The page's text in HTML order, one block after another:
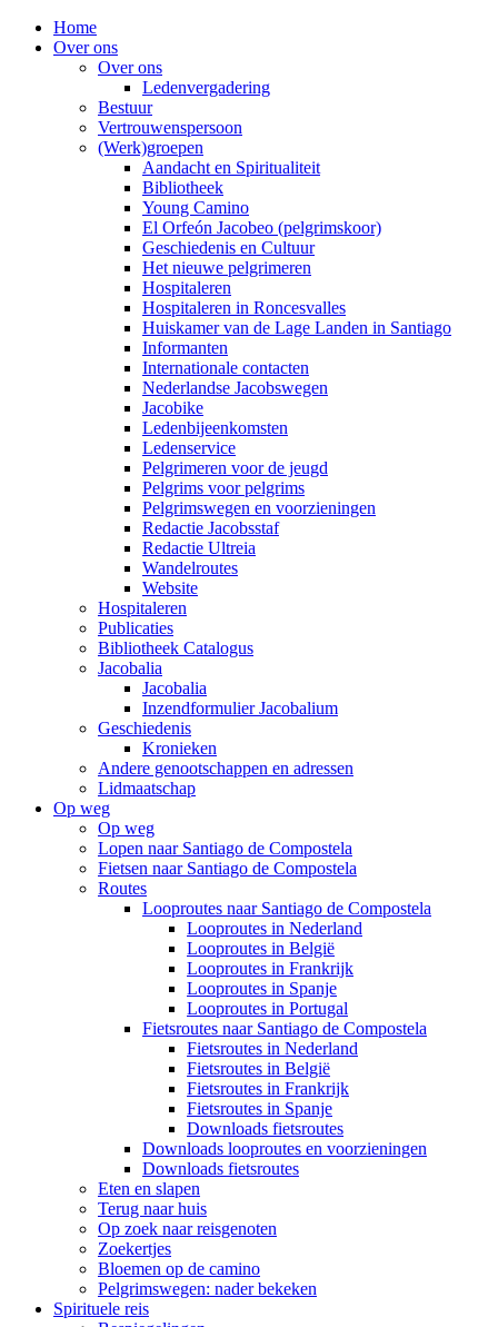
Home
Over ons
Over ons
Ledenvergadering
Bestuur
Vertrouwenspersoon
(Werk)groepen
Aandacht en Spiritualiteit
Bibliotheek
Young Camino
El Orfeón Jacobeo (pelgrimskoor)
Geschiedenis en Cultuur
Het nieuwe pelgrimeren
Hospitaleren
Hospitaleren in Roncesvalles
Huiskamer van de Lage Landen in Santiago
Informanten
Internationale contacten
Nederlandse Jacobswegen
Jacobike
Ledenbijeenkomsten
Ledenservice
Pelgrimeren voor de jeugd
Pelgrims voor pelgrims
Pelgrimswegen en voorzieningen
Redactie Jacobsstaf
Redactie Ultreia
Wandelroutes
Website
Hospitaleren
Publicaties
Bibliotheek Catalogus
Jacobalia
Jacobalia
Inzendformulier Jacobalium
Geschiedenis
Kronieken
Andere genootschappen en adressen
Lidmaatschap
Op weg
Op weg
Lopen naar Santiago de Compostela
Fietsen naar Santiago de Compostela
Routes
Looproutes naar Santiago de Compostela
Looproutes in Nederland
Looproutes in België
Looproutes in Frankrijk
Looproutes in Spanje
Looproutes in Portugal
Fietsroutes naar Santiago de Compostela
Fietsroutes in Nederland
Fietsroutes in België
Fietsroutes in Frankrijk
Fietsroutes in Spanje
Downloads fietsroutes
Downloads looproutes en voorzieningen
Downloads fietsroutes
Eten en slapen
Terug naar huis
Op zoek naar reisgenoten
Zoekertjes
Bloemen op de camino
Pelgrimswegen: nader bekeken
Spirituele reis